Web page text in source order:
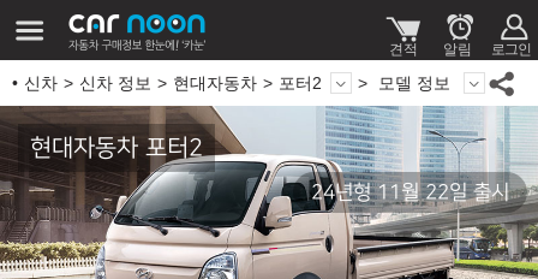
신차 신차 정보 현대자동차 포터2 모델 정보
현대자동차 포터2
24년형 11월 22일 출시